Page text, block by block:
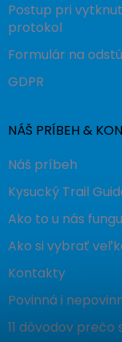
Postup pri
protokol
Formulár na
GDPR
NÁŠ PRÍBEH &
Náš príbeh
Kysucký Trail
Ako to u nás
Ako si vybrať
Kontakty
Povinná i
11 dôvodov prečo